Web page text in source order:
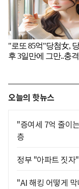
오늘의 핫뉴스
"증여세 7억 줄이
층
정부 "아파트 짓
"AI 해킹 어떻게